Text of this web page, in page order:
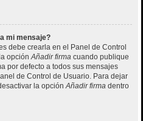
mi mensaje?
debe crearla en el Panel de Control
opciónAñadir firma cuando publique
por defecto a todos sus mensajes
de Control de Usuario. Para dejar
la opciónAñadir firma dentro